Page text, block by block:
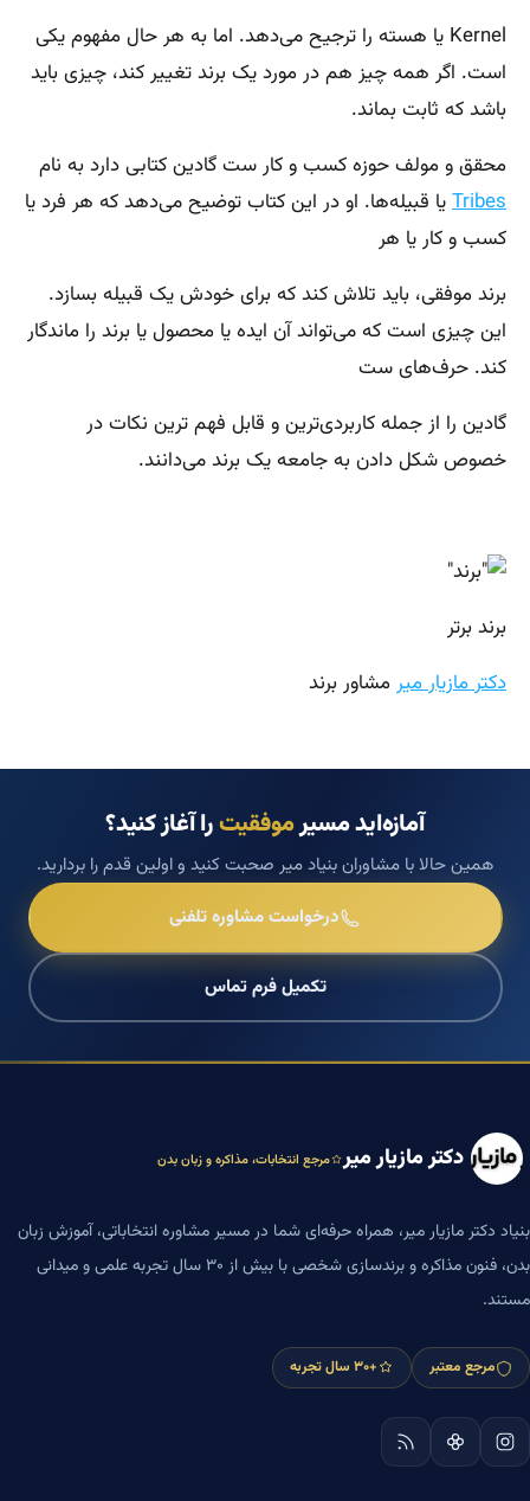
Kernel یا هسته را ترجیح می‌دهد. اما به هر حال مفهوم یکی
است. اگر همه چیز هم در مورد یک برند تغییر کند، چیزی باید
باشد که ثابت بماند.
محقق و مولف حوزه کسب و کار ست گادین کتابی دارد به نام
Tribesیا قبیله‌ها. او در این کتاب توضیح می‌دهد که هر فرد یا
کسب و کار یا هر
برند موفقی، باید تلاش کند که برای خودش یک قبیله بسازد.
این چیزی است که می‌تواند آن ایده یا محصول یا برند را ماندگار
کند. حرف‌های ست
گادین را از جمله کاربردی‌ترین و قابل فهم ترین نکات در
خصوص شکل دادن به جامعه یک برند می‌دانند.
برند برتر
دکتر مازیار میرمشاور برند
آمازه‌اید مسیرموفقیترا آغاز کنید؟
همین حالا با مشاوران بنیاد میر صحبت کنید و اولین قدم را بردارید.
درخواست مشاوره تلفنی
تکمیل فرم تماس
دکتر مازیار میر مرجع انتخابات، مذاکره و زبان بدن
بنیاد دکتر مازیار میر، همراه حرفه‌ای شما در مسیر مشاوره انتخاباتی، آموزش زبان
بدن، فنون مذاکره و برندسازی شخصی با بیش از ۳۰ سال تجربه علمی و میدانی
مستند.
مرجع معتبر +۳۰ سال تجربه